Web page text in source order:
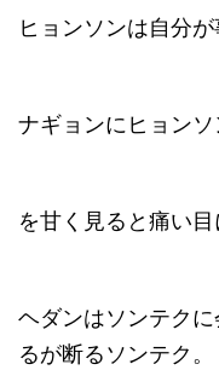
ヒョンソンは自分
ナギョンにヒョンソ
を甘く見ると痛い
ヘダンはソンテク
るが断るソンテク。